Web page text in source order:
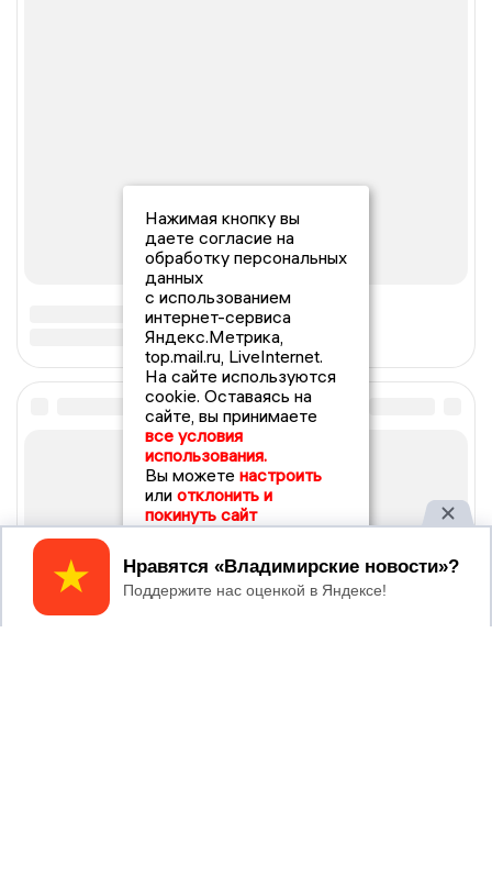
Нажимая кнопку вы
даете согласие на
обработку персональных
данных
с использованием
интернет-сервиса
Яндекс.Метрика,
top.mail.ru, LiveInternet.
На сайте используются
cookie. Оставаясь на
сайте, вы принимаете
все условия
использования.
Вы можете настроить
или отклонить и
покинуть сайт
Принять